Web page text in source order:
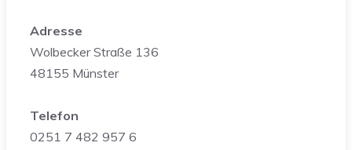
Adresse
Wolbecker Straße 136
48155 Münster
Telefon
0251 7 482 957 6